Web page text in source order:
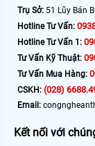
Trụ Sở: 51 Lũy Bán
Hotline Tư Vấn:
Hotline Tư Vấn 1:
Tư Vấn Kỹ Thuật:
Tư Vấn Mua Hàng:
CSKH: (028)
Email:
Kết nối với